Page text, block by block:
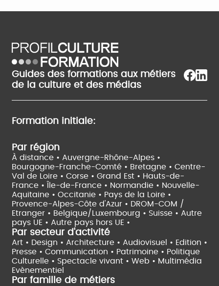
Guides des formations aux métiers
de la culture et des médias
Formation initiale:
Par région
À distance • Auvergne-Rhône-Alpes •
Bourgogne-Franche-Comté • Bretagne • Centre-
Val de Loire • Corse • Grand Est • Hauts-de-
France •
Île-de-France • Normandie • Nouvelle-
Aquitaine • Occitanie • Pays de la Loire •
Provence-Alpes-Côte d'Azur • DROM-COM /
Etranger • Belgique/Luxembourg • Suisse • Autre
pays UE • Autre pays hors UE •
Par secteur d'activité
Art • Design • Architecture • Audiovisuel • Edition •
Presse • Communication • Patrimoine • Politique
Culturelle • Spectacle vivant • Web • Multimédia
Evènementiel
Par famille de métiers